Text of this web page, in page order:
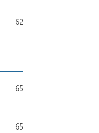
62
65
65